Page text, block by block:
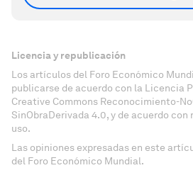
Licencia y republicación
Los artículos del Foro Económico
publicarse de acuerdo con la Licencia
Creative Commons Reconocimiento-
SinObraDerivada 4.0, y de acuerdo
uso.
Las opiniones expresadas en este
del Foro Económico Mundial.